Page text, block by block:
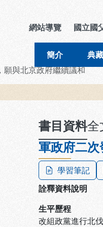
網站導覽 國立國
簡介 典
願與北京政府繼續議和
書目資料全
軍政府二
學習筆記
詮釋資料說明
生平歷程
改組政黨進行北伐